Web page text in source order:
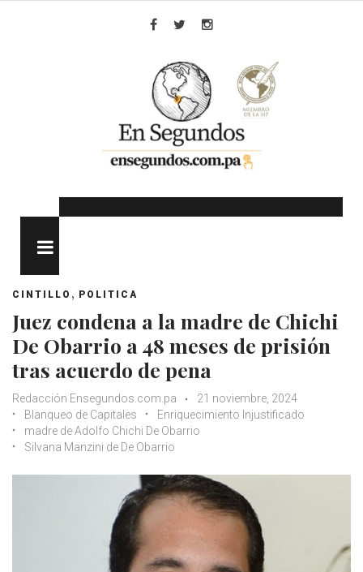
CINTILLO , POLITICA
Juez condena a la madre de Chichi
De Obarrio a 48 meses de prisión
tras acuerdo de pena
Redacción Ensegundos.com.pa
21 noviembre, 2024
Blanqueo de Capitales
Enriquecimiento Injustificado
madre de Adolfo Chichi De Obarrio
Silvana Manzini de De Obarrio